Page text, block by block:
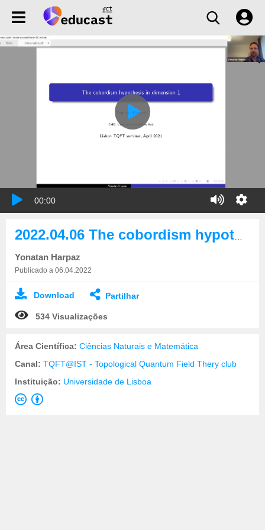
00:00
Yonatan Harpaz
Publicado a 06.04.2022
Download Partilhar
534 Visualizações
Área Científica: Ciências Naturais e Matemática
Canal: TQFT@IST - Topological Quantum Field Thery club
Instituição: Universidade de Lisboa